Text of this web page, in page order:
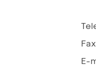
Fax
E-